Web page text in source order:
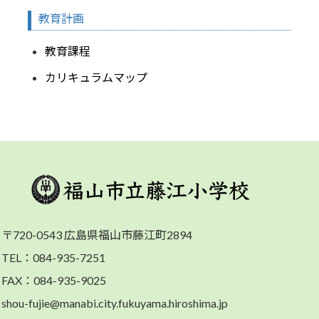
教育計画
教育課程
カリキュラムマップ
〒720-0543 広島県福山市藤江町2894
TEL：084-935-7251
FAX：084-935-9025
shou-fujie@manabi.city.fukuyama.hiroshima.jp